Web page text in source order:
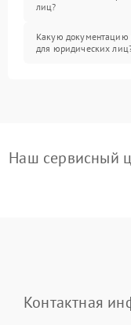
лиц?
Какую документацию
для юридических
Наш сервисный
Контактная